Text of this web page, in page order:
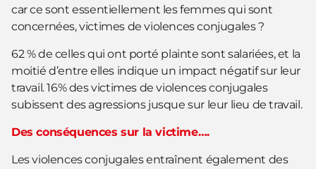
car ce sont essentiellement les femmes qui sont
concernées, victimes de violences conjugales ?
62 % de celles qui ont porté plainte sont salariées, et la
moitié d’entre elles indique un impact négatif sur leur
travail. 16% des victimes de violences conjugales
subissent des agressions jusque sur leur lieu de travail.
Des conséquences sur la victime….
Les violences conjugales entraînent également des